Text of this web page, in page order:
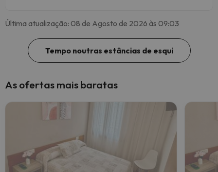
Última atualização: 08 de Agosto de 2026 às 09:03
Tempo noutras estâncias de esqui
As ofertas mais baratas